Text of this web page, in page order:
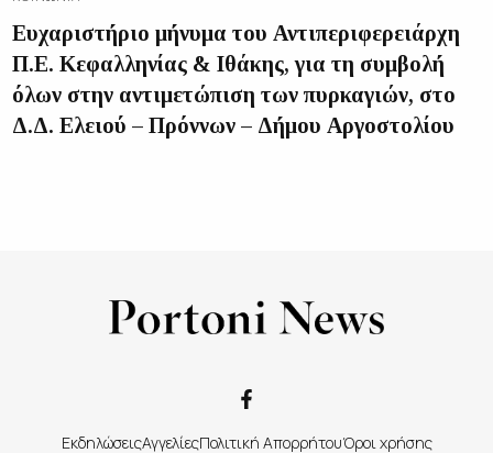
Ευχαριστήριο μήνυμα του Αντιπεριφερειάρχη
Π.Ε. Κεφαλληνίας & Ιθάκης, για τη συμβολή
όλων στην αντιμετώπιση των πυρκαγιών, στο
Δ.Δ. Ελειού – Πρόννων – Δήμου Αργοστολίου
ΕκδηλώσειςΑγγελίεςΠολιτική ΑπορρήτουΌροι χρήσης